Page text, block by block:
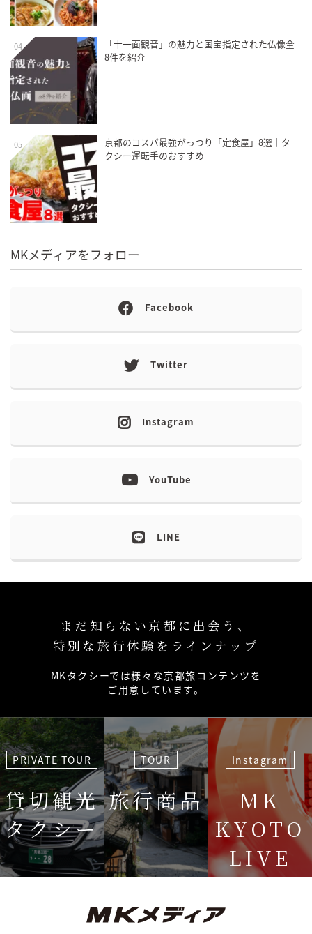
04
「十一面観音」の魅力と国宝指定された仏像全
8件を紹介
05
京都のコスパ最強がっつり「定食屋」8選｜タ
クシー運転手のおすすめ
MKメディアをフォロー
Facebook
Twitter
Instagram
YouTube
LINE
まだ知らない京都に出会う、
特別な旅行体験をラインナップ
MKタクシーでは様々な京都旅コンテンツを
ご用意しています。
PRIVATE TOUR
貸切観光
タクシー
TOUR
旅行商品
Instagram
MK
KYOTO
LIVE